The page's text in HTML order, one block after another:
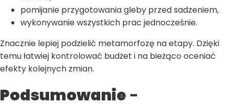
pomijanie przygotowania gleby przed sadzeniem,
wykonywanie wszystkich prac jednocześnie.
Znacznie lepiej podzielić metamorfozę na etapy. Dzięki
temu łatwiej kontrolować budżet i na bieżąco oceniać
efekty kolejnych zmian.
Podsumowanie -